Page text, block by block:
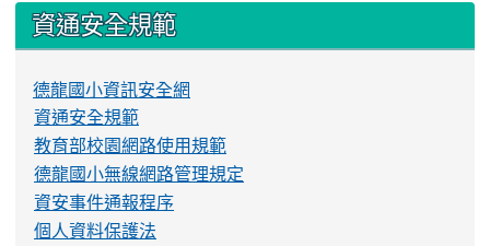
資通安全規範
德龍國小資訊安全網
資通安全規範
教育部校園網路使用規範
德龍國小無線網路管理規定
資安事件通報程序
個人資料保護法